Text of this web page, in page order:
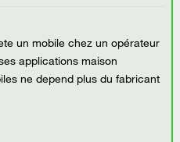
un mobile chez un opérateur
applications maison
ne depend plus du fabricant